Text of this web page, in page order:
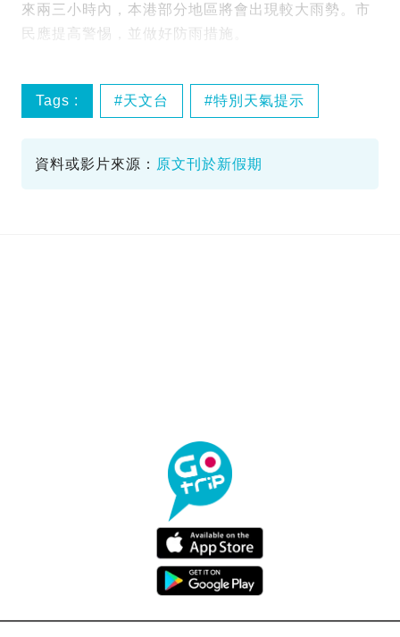
來兩三小時內，本港部分地區將會出現較大雨勢。市
民應提高警惕，並做好防雨措施。
Tags : 天文台 特別天氣提示
資料或影片來源： 原文刊於新假期